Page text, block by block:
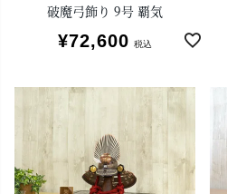
破魔弓飾り 9号 覇気
¥72,600 税込